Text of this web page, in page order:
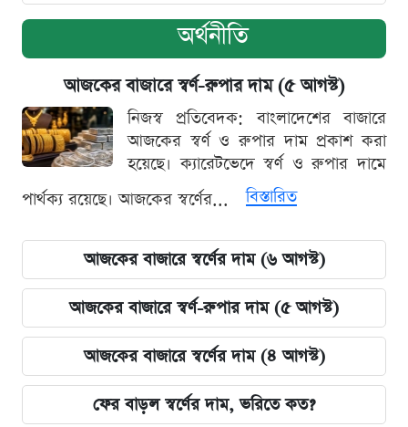
অর্থনীতি
আজকের বাজারে স্বর্ণ-রুপার দাম (৫ আগস্ট)
নিজস্ব প্রতিবেদক: বাংলাদেশের বাজারে
আজকের স্বর্ণ ও রুপার দাম প্রকাশ করা
হয়েছে। ক্যারেটভেদে স্বর্ণ ও রুপার দামে
পার্থক্য রয়েছে। আজকের স্বর্ণের...
বিস্তারিত
আজকের বাজারে স্বর্ণের দাম (৬ আগস্ট)
আজকের বাজারে স্বর্ণ-রুপার দাম (৫ আগস্ট)
আজকের বাজারে স্বর্ণের দাম (৪ আগস্ট)
ফের বাড়ল স্বর্ণের দাম, ভরিতে কত?